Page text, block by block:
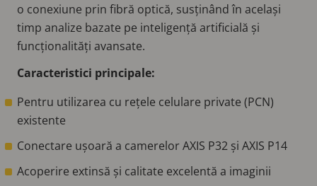
o conexiune prin fibră optică, susținând în același
timp analize bazate pe inteligență artificială și
funcționalități avansate.
Caracteristici principale:
Pentru utilizarea cu rețele celulare private (PCN)
existente
Conectare ușoară a camerelor AXIS P32 și AXIS P14
Acoperire extinsă și calitate excelentă a imaginii